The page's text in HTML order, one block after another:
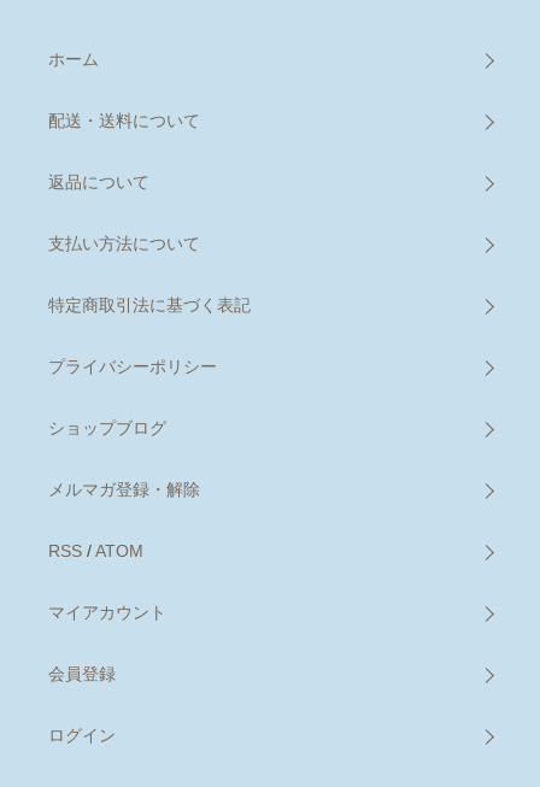
ホーム
配送・送料について
返品について
支払い方法について
特定商取引法に基づく表記
プライバシーポリシー
ショップブログ
メルマガ登録・解除
RSS /ATOM
マイアカウント
会員登録
ログイン